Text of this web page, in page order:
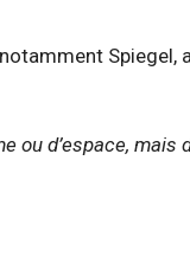
Spiegel,
ou d’espace, mais